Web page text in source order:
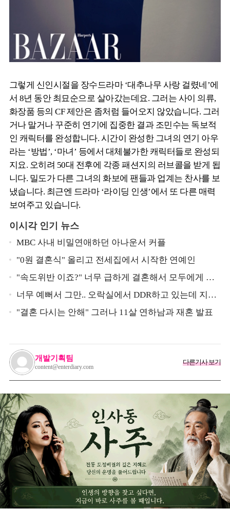
그렇게 신인시절을 장수드라마 ‘대추나무 사랑 걸렸네’에
서 8년 동안 최묘순으로 살아갔는데요. 그러는 사이 의류,
화장품 등의 CF 제안은 좀처럼 들어오지 않았습니다. 그러
거나 말거나 꾸준히 연기에 집중한 결과 조민수는 독보적
인 캐릭터를 완성합니다. 시간이 완성한 그녀의 연기 아우
라는 ‘방법’, ‘마녀’ 등에서 대체불가한 캐릭터들로 완성되
지요. 오히려 50대 전후에 각종 패션지의 러브콜을 받게 됩
니다. 밀도가 다른 그녀의 화보에 팬들과 업계는 찬사를 보
냈습니다. 최근엔 드라마 ‘라이딩 인생’에서 또 다른 매력
보여주고 있습니다.
이시각 인기 뉴스
MBC 사내 비밀연애하던 아나운서 커플
"0원 결혼식" 올리고 전세집에서 시작한 연예인
"속도위반 이죠?" 너무 급하게 결혼해서 모두에게 의
심 받았던 스타
너무 예뻐서 그만.. 오락실에서 DDR하고 있는데 지나
가던 이상민이 캐스팅했다는 연예인
"결혼 다시는 안해" 그러나 11살 연하남과 재혼 발표
개발기획팀
content@enterdiary.com
다른기사 보기